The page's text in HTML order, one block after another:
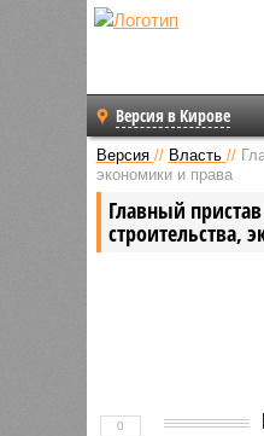
Версия в Кирове
Версия // Власть //
экономики и права
Главный
строительства,
0